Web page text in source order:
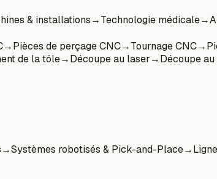
& installations→Technologie médicale→
→Pièces de perçage CNC→Tournage CNC→
de la tôle→Découpe au laser→Découpe au
→Systèmes robotisés & Pick-and-Place→